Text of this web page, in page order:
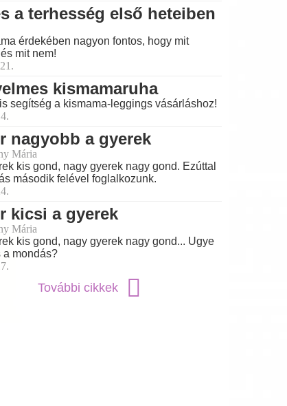
a terhesség első heteiben
érdekében nagyon fontos, hogy mit
mit nem!
kismamaruha
segítség a kismama-leggings vásárláshoz!
nagyobb a gyerek
Mária
kis gond, nagy gyerek nagy gond. Ezúttal
második felével foglalkozunk.
kicsi a gyerek
Mária
kis gond, nagy gyerek nagy gond... Ugye
a mondás?
További cikkek